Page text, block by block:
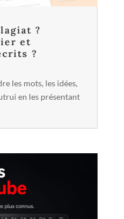
?
et
?
les mots, les idées,
en les présentant